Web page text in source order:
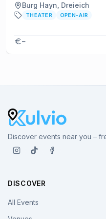
Burg Hayn, Dreieich
THEATER OPEN-AIR
–
Discover events near you –
DISCOVER
All Events